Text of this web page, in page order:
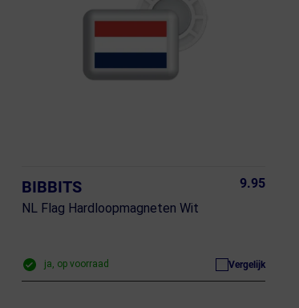
BIBBITS
NL Flag Hardloopmagneten Wit
9.95
ja, op voorraad Vergelijk